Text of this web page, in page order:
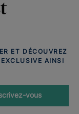
ET DÉCOUVREZ
AINSI
vous